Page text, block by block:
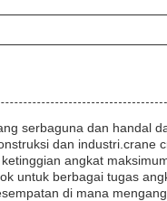
serbaguna dan handal
dan industri.crane
angkat
untuk berbagai tugas
di mana